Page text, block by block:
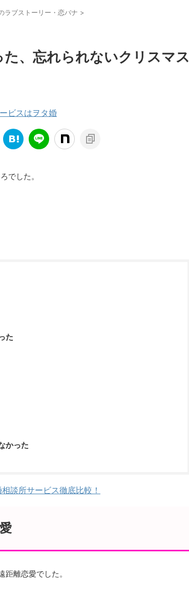
ラブストーリー・恋バナ >
、忘れられないクリスマス
ビスはヲタ婚
でした。
た
かった
談所サービス徹底比較！
離恋愛でした。